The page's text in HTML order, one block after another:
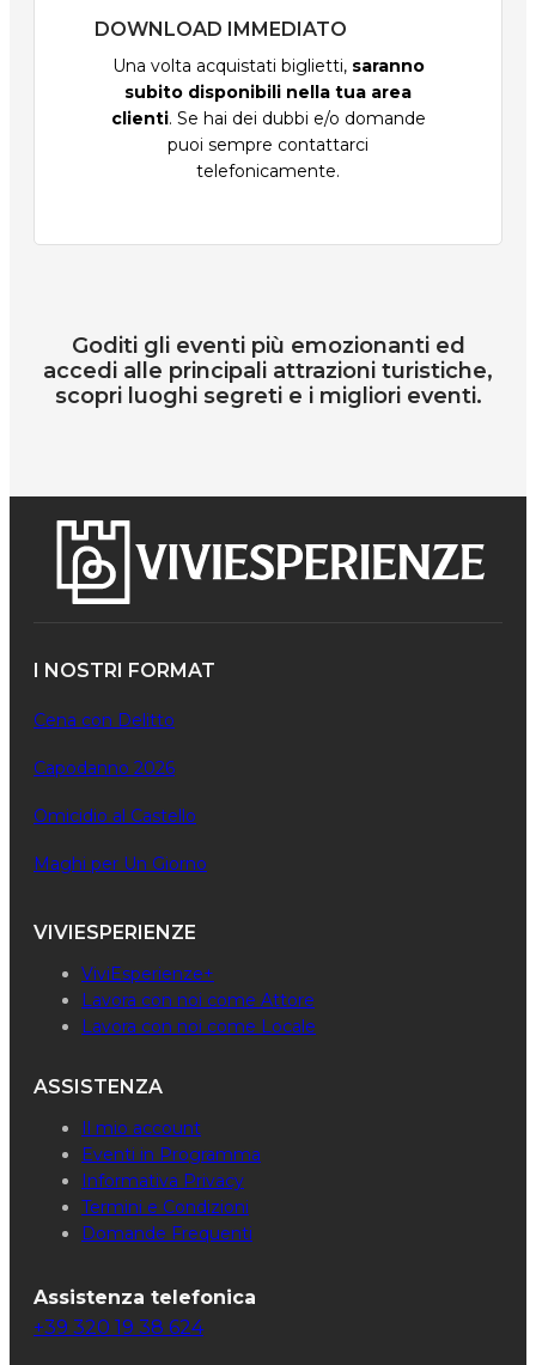
DOWNLOAD IMMEDIATO
Una volta acquistati biglietti, saranno
subito disponibili nella tua area
clienti. Se hai dei dubbi e/o domande
puoi sempre contattarci
telefonicamente.
Goditi gli eventi più emozionanti ed
accedi alle principali attrazioni turistiche,
scopri luoghi segreti e i migliori eventi.
I NOSTRI FORMAT
Cena con Delitto
Capodanno 2026
Omicidio al Castello
Maghi per Un Giorno
VIVIESPERIENZE
ViviEsperienze+
Lavora con noi come Attore
Lavora con noi come Locale
ASSISTENZA
Il mio account
Eventi in Programma
Informativa Privacy
Termini e Condizioni
Domande Frequenti
Assistenza telefonica
+39 320 19 38 624